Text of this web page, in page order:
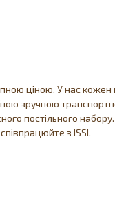
ціною. У нас кожен
зручною
постільного
з ISSI.